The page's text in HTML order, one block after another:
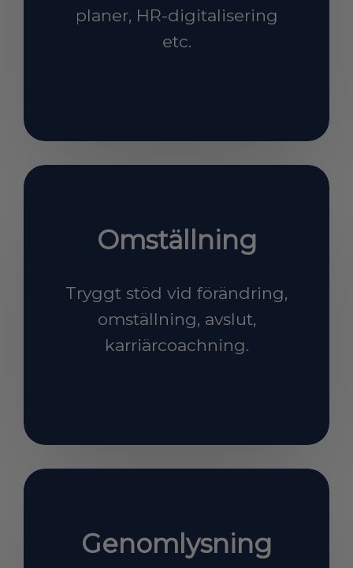
planer, HR-digitalisering
etc.
Omställning
​​​​​​​Tryggt stöd vid förändring,
omställning, avslut,
karriärcoachning.
Genomlysning